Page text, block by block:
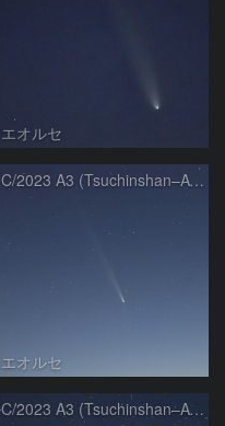
エオルセ
C/2023 A3 (Tsuchinshan–ATLAS)
エオルセ
C/2023 A3 (Tsuchinshan–ATLAS)